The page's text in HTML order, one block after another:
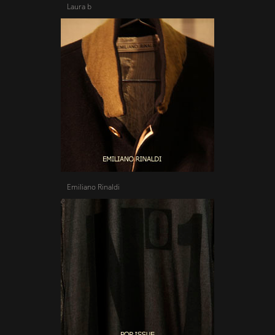
Laura b
Emiliano Rinaldi